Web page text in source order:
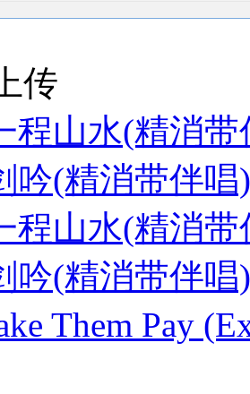
传
程山水(精消
吟(精消带伴唱
程山水(精消
吟(精消带伴唱
Them Pay